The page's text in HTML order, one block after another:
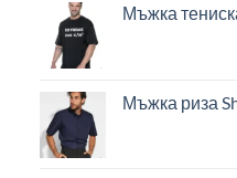
Мъжка
Мъжка риза